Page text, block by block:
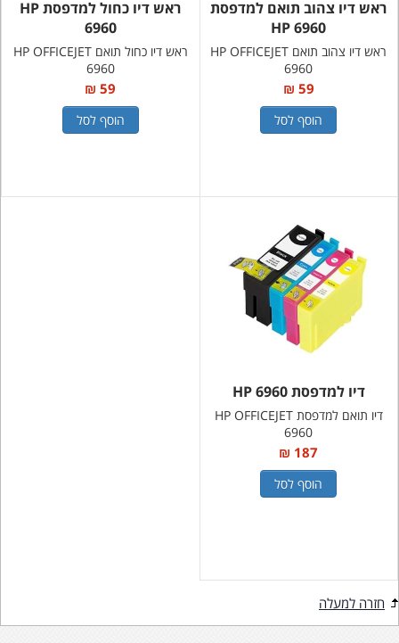
ראש דיו צהוב תואם למדפסת
HP 6960
ראש דיו צהוב תואם HP OFFICEJET
6960
59 ₪
הוסף לסל
ראש דיו כחול למדפסת HP
6960
ראש דיו כחול תואם HP OFFICEJET
6960
59 ₪
הוסף לסל
דיו למדפסת HP 6960
דיו תואם למדפסת HP OFFICEJET
6960
187 ₪
הוסף לסל
חזרה למעלה